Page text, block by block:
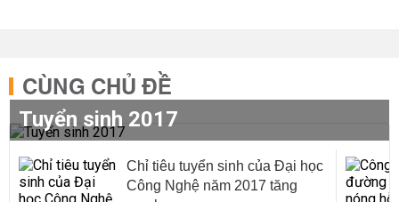
CÙNG CHỦ ĐỀ
Tuyển sinh 2017
Chỉ tiêu tuyển sinh của Đại học
Công Nghệ năm 2017 tăng